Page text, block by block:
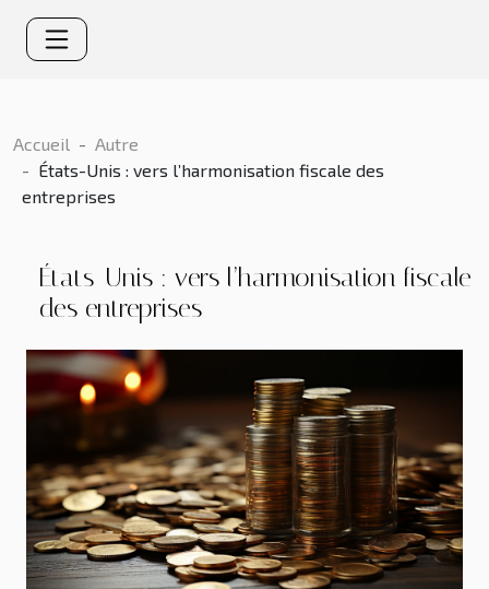
Accueil
Autre
États-Unis : vers l’harmonisation fiscale des
entreprises
États-Unis : vers l’harmonisation fiscale
des entreprises